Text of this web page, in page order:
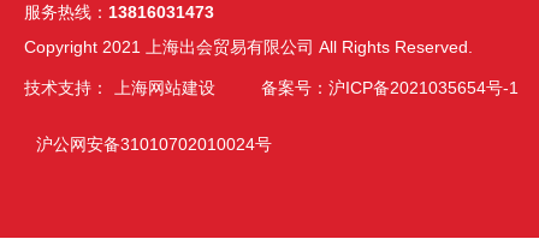
服务热线： 13816031473
Copyright 2021 上海出会贸易有限公司 All Rights Reserved.
技术支持： 上海网站建设 备案号：沪ICP备2021035654号-1
沪公网安备31010702010024号